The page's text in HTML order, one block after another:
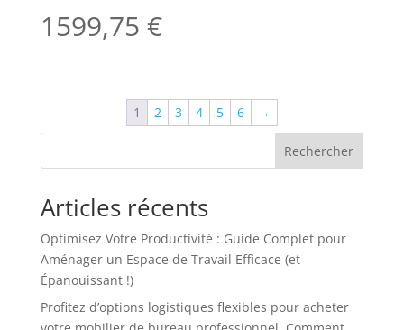
1599,75 €
1 2 3 4 5 6 →
Rechercher
Articles récents
Optimisez Votre Productivité : Guide Complet pour
Aménager un Espace de Travail Efficace (et
Épanouissant !)
Profitez d’options logistiques flexibles pour acheter